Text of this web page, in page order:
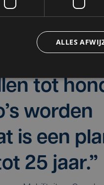
kijken naar het
tot
worden
is een
25 jaar.”
ALLES